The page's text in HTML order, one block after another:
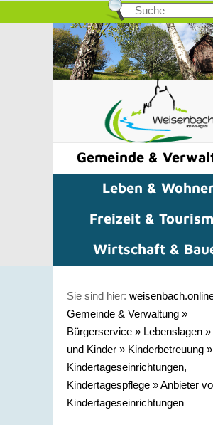
Gemeinde &
Leben &
Freizeit &
Wirtschaft &
Sie sind hier:
Gemeinde & Verwaltung »
Bürgerservice » Lebenslagen »
und Kinder » Kinderbetreuung »
Kindertageseinrichtungen,
Kindertagespflege »Anbieter
Kindertageseinrichtungen